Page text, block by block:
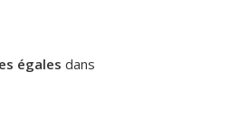
égales dans